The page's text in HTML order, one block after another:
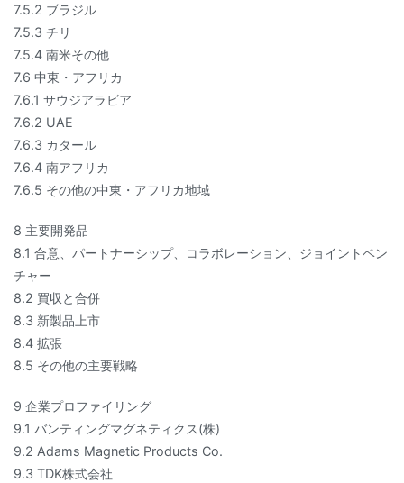
7.5.2 ブラジル
7.5.3 チリ
7.5.4 南米その他
7.6 中東・アフリカ
7.6.1 サウジアラビア
7.6.2 UAE
7.6.3 カタール
7.6.4 南アフリカ
7.6.5 その他の中東・アフリカ地域
8 主要開発品
8.1 合意、パートナーシップ、コラボレーション、ジョイントベン
チャー
8.2 買収と合併
8.3 新製品上市
8.4 拡張
8.5 その他の主要戦略
9 企業プロファイリング
9.1 バンティングマグネティクス(株)
9.2 Adams Magnetic Products Co.
9.3 TDK株式会社